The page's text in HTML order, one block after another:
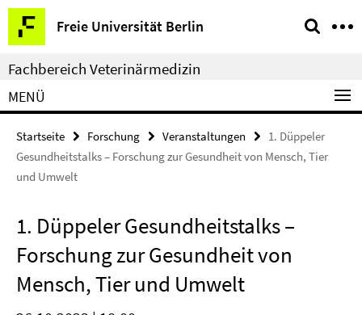
Springe
direkt
zu
Inhalt
Freie Universität Berlin
Service-
Navigation
Fachbereich Veterinärmedizin
MENÜ
Startseite Forschung Veranstaltungen
1. Düppeler
Gesundheitstalks – Forschung zur Gesundheit von Mensch, Tier
und Umwelt
1. Düppeler Gesundheitstalks –
Forschung zur Gesundheit von
Mensch, Tier und Umwelt